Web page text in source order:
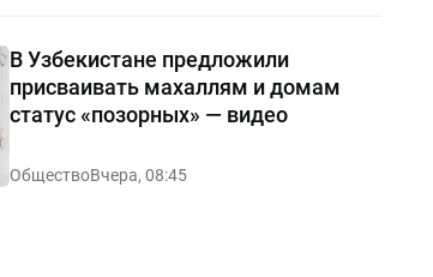
В Узбекистане предложили
присваивать махаллям и домам
статус «позорных» — видео
ОбществоВчера, 08:45